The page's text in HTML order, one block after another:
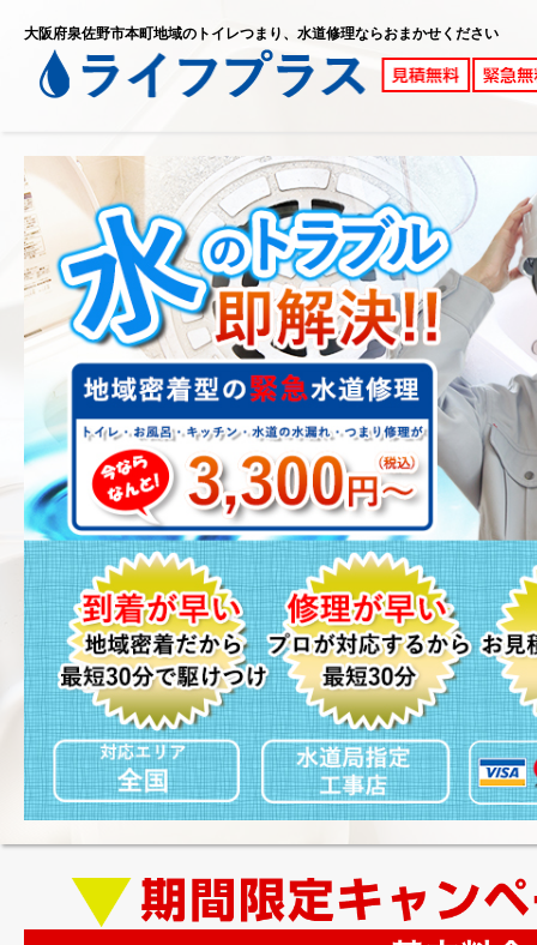
大阪府泉佐野市本町地域のトイレつまり、水道修理ならおまかせください